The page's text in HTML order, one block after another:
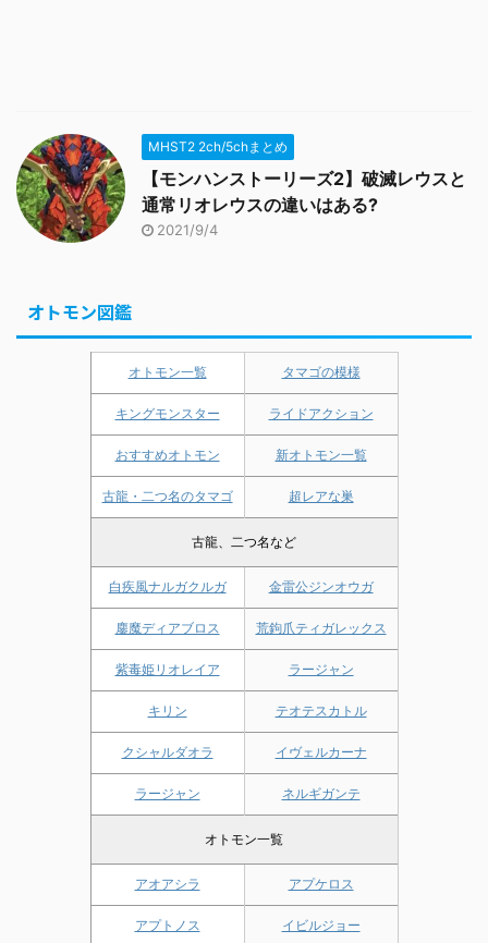
MHST2 2ch/5chまとめ
【モンハンストーリーズ2】破滅レウスと
通常リオレウスの違いはある?
2021/9/4
オトモン図鑑
オトモン一覧 タマゴの模様
キングモンスター ライドアクション
おすすめオトモン 新オトモン一覧
古龍・二つ名のタマゴ 超レアな巣
古龍、二つ名など
白疾風ナルガクルガ 金雷公ジンオウガ
鏖魔ディアブロス 荒鉤爪ティガレックス
紫毒姫リオレイア ラージャン
キリン テオテスカトル
クシャルダオラ イヴェルカーナ
ラージャン ネルギガンテ
オトモン一覧
アオアシラ アプケロス
アプトノス イビルジョー